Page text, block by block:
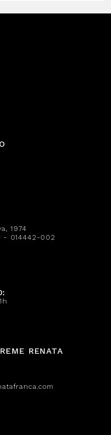
1974
- 014442-002
RENATA